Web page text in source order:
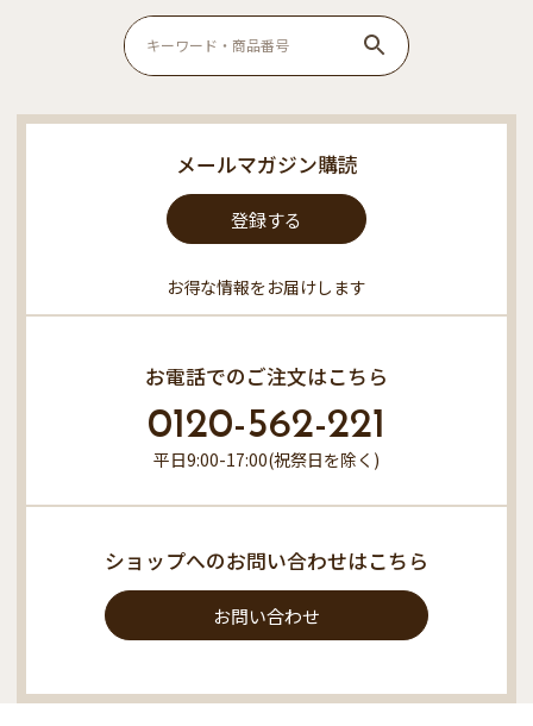
メールマガジン購読
登録する
お得な情報をお届けします
お電話でのご注文はこちら
0120-562-221
平日9:00-17:00(祝祭日を除く)
ショップへのお問い合わせはこちら
お問い合わせ